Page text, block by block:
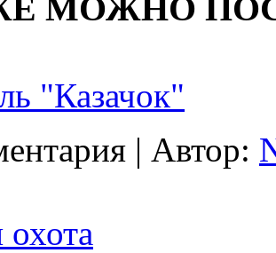
МОЖНО
"Казачок"
| Автор:
охота